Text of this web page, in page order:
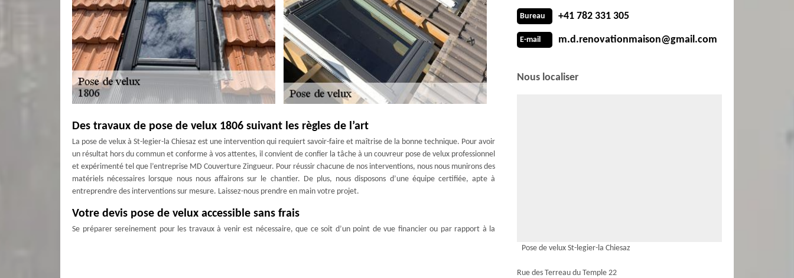
Des travaux de pose de velux 1806 suivant les règles de l’art
La pose de velux à St-legier-la Chiesaz est une intervention qui requiert savoir-faire et maîtrise de la bonne technique. Pour avoir
un résultat hors du commun et conforme à vos attentes, il convient de confier la tâche à un couvreur pose de velux professionnel
et expérimenté tel que l’entreprise MD Couverture Zingueur. Pour réussir chacune de nos interventions, nous nous munirons des
matériels nécessaires lorsque nous nous affairons sur le chantier. De plus, nous disposons d’une équipe certifiée, apte à
entreprendre des interventions sur mesure. Laissez-nous prendre en main votre projet.
Votre devis pose de velux accessible sans frais
Se préparer sereinement pour les travaux à venir est nécessaire, que ce soit d’un point de vue financier ou par rapport à la
Bureau +41 782 331 305
E-mail m.d.renovationmaison@gmail.com
Nous localiser
Pose de velux St-legier-la Chiesaz
Rue des Terreau du Temple 22